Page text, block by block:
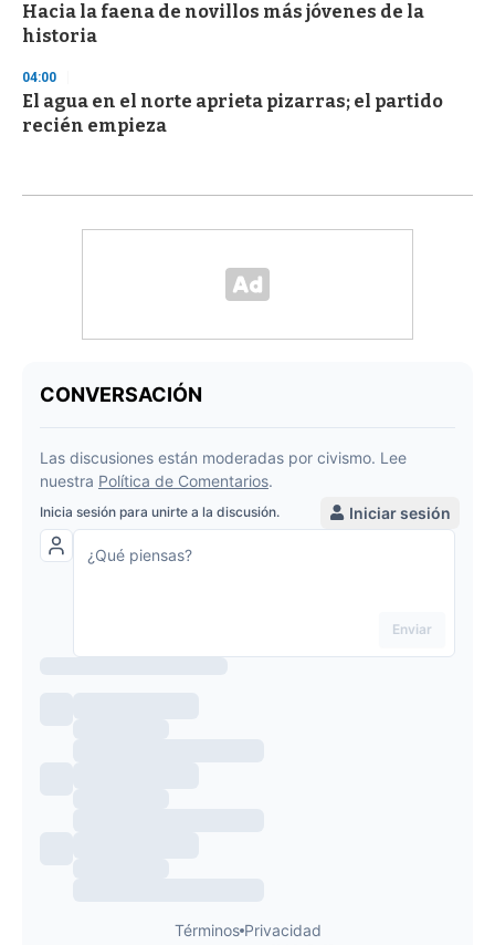
Hacia la faena de novillos más jóvenes de la
historia
04:00
El agua en el norte aprieta pizarras; el partido
recién empieza